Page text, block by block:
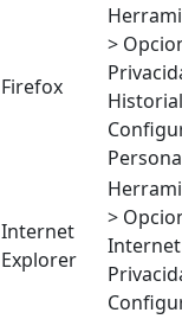
Firefox
>
Internet
Explorer
>